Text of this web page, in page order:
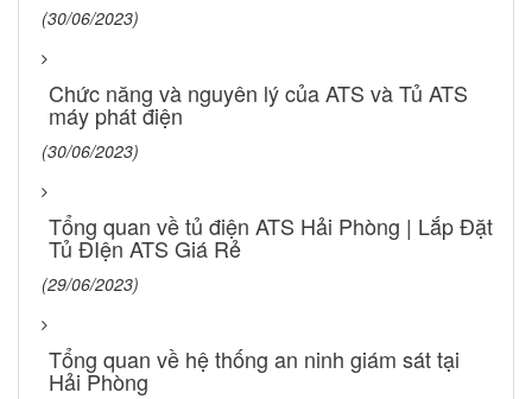
(30/06/2023)
Chức năng và nguyên lý của ATS và Tủ ATS
máy phát điện
(30/06/2023)
Tổng quan về tủ điện ATS Hải Phòng | Lắp Đặt
Tủ ĐIện ATS Giá Rẻ
(29/06/2023)
Tổng quan về hệ thống an ninh giám sát tại
Hải Phòng